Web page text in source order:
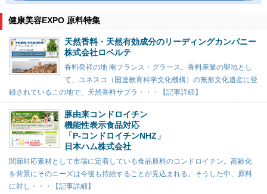
健康美容EXPO 原料特集
天然香料・天然有効成分のリーディングカンパニー
株式会社ロベルテ
香料発祥の地 南フランス・グラース。香料産業の聖地とし
て、ユネスコ（国連教育科学文化機構）の無形文化遺産に登
録されているこの地で、天然香料サプラ・・・【記事詳細】
豚由来コンドロイチン
機能性表示食品対応
「P-コンドロイチンNHZ」
日本ハム株式会社
関節対応素材として市場に定着している食品原料のコンドロイチン。高齢化
を背景にそのニーズは今後も持続することが見込まれる。そうした中、原料
に対し・・・【記事詳細】